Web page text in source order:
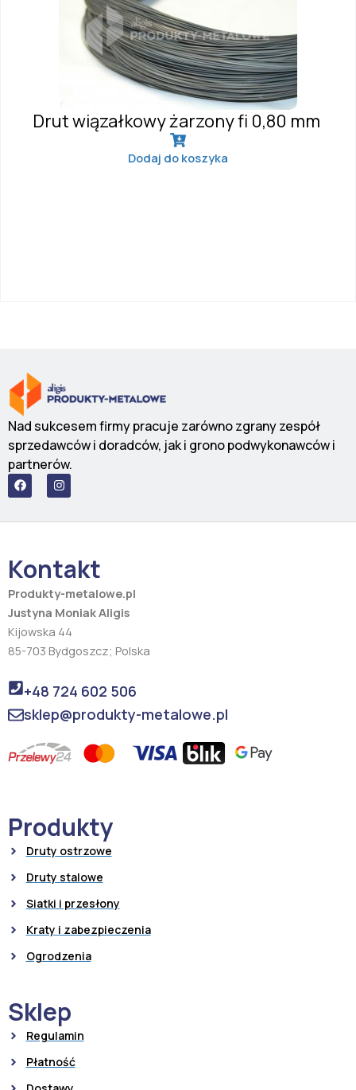
Drut wiązałkowy żarzony fi 0,80 mm
Dodaj do koszyka
Nad sukcesem firmy pracuje zarówno zgrany zespół
sprzedawców i doradców, jak i grono podwykonawców i
partnerów.
F
a
c
b
k
I
n
s
a
a
m
Kontakt
Produkty-metalowe.pl
Justyna Moniak Aligis
Kijowska 44
85-703 Bydgoszcz; Polska
+48 724 602 506
sklep@produkty-metalowe.pl
Produkty
Druty ostrzowe
Druty stalowe
Siatki i przesłony
Kraty i zabezpieczenia
Ogrodzenia
Sklep
Regulamin
Płatność